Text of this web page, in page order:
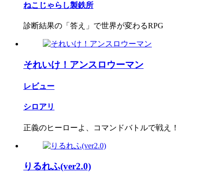
ねこじゃらし製鉄所
診断結果の「答え」で世界が変わるRPG
それいけ！アンスロウーマン
レビュー
シロアリ
正義のヒーローよ、コマンドバトルで戦え！
りるれふ(ver2.0)